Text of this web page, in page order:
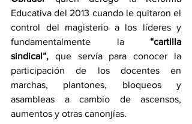
Educativa del 2013 cuando le quitaron el
control del magisterio a los líderes y
fundamentalmente la “cartilla
sindical”, que servía para conocer la
participación de los docentes en
marchas, plantones, bloqueos y
asambleas a cambio de ascensos,
aumentos y otras canonjías.